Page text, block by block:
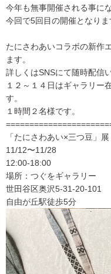
今年も無事開催される事に
今回で5回目の開催となりま
たにさわあいコラボの新作
ます。
詳しくはSNSにて随時配信
１２～１４日はギャラリー
す。
１時間２名様です。
「たにさわあい×三つ豆」展
11/12〜11/28
12:00-18:00
場所：つぐをギャラリー
世田谷区奥沢5-31-20-101
自由が丘駅徒歩5分